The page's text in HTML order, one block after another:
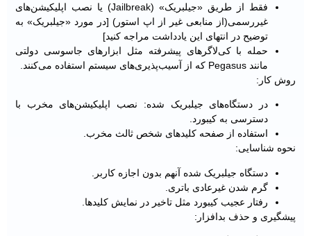
فقط از طریق «جیلبریک» (Jailbreak) یا نصب اپلیکیشن‌های
غیررسمی‌(از منابعی غیر از اپ استور) [در مورد «جیلبریک» به
توضیح در انتهای این یادداشت مراجه کنید]
حمله با کی‌لاگرهای پیشرفته مثل ابزارهای جاسوسی دولتی
مانند Pegasus که از آسیب‌‌پذیری‌های سیستم استفاده می‌کنند.
روش کار:
در دستگاه‌های جیلبریک شده: نصب اپلیکیشن‌های مخرب با
دسترسی به کیبورد.
استفاده از صفحه‌ کلیدهای شخص ثالث مخرب.
نحوه شناسایی:
دستگاه جیلبریک شده آنهم بدون اجازه کاربر.
گرم شدن غیرعادی باتری.
رفتار عجیب کیبورد مثل تاخیر در نمایش کلیدها.
پیشگیری و حذف بدافزار: